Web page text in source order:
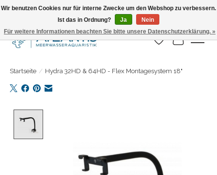
Täglicher Versand. Bestelle bis 15.00 Uhr
Wunschzettel
Ihr
Startseite / Hydra 32HD & 64HD - Flex Montagesystem 18"
Wir benutzen Cookies nur für interne Zwecke um den Webshop zu verbessern.
Ist das in Ordnung?
Ja
Nein
Für weitere Informationen beachten Sie bitte unsere Datenschutzerklärung. »